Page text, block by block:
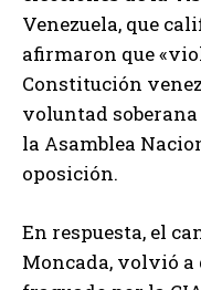
Venezuela, que
afirmaron que
Constitución
voluntad soberana
la Asamblea
oposición.
En respuesta, el
Moncada, volvió